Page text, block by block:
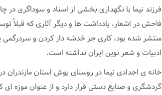
فرزند نیما با نگهداری بخشی از اسناد و سوداگری در
فاحش در اشعار، یادداشت ها و دیگر آثاری که قبلاً
منتشر شده بود، کاری جز خدشه دار کردن و سردرگمی
ادبیات و شعر نوین ایران نداشته است.
خانه ی اجدادی نیما در روستای یوش استان مازندران
گردشگری و صنایع دستی قرار دارد و از عنوان